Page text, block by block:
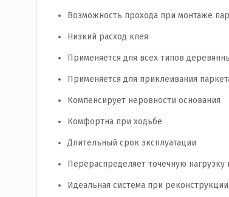
Возможность прохода при монтаже
Низкий расход клея
Применяется для всех типов
Применяется для приклеивания
Компенсирует неровности основания
Комфортна при ходьбе
Длительный срок эксплуатации
Перераспределяет точечную нагрузку
Идеальная система при